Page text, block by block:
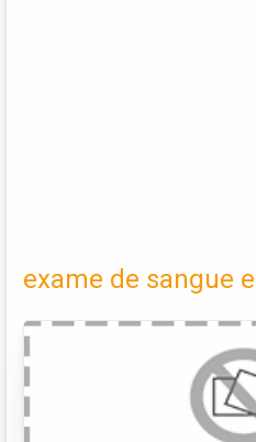
exame de sangue